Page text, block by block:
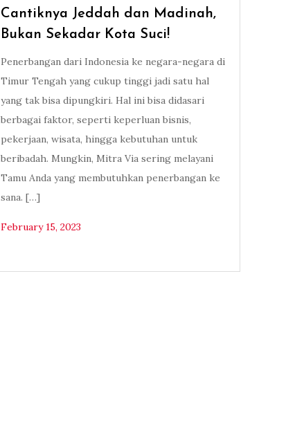
Cantiknya Jeddah dan Madinah,
Bukan Sekadar Kota Suci!
Penerbangan dari Indonesia ke negara-negara di
Timur Tengah yang cukup tinggi jadi satu hal
yang tak bisa dipungkiri. Hal ini bisa didasari
berbagai faktor, seperti keperluan bisnis,
pekerjaan, wisata, hingga kebutuhan untuk
beribadah. Mungkin, Mitra Via sering melayani
Tamu Anda yang membutuhkan penerbangan ke
sana. […]
February 15, 2023